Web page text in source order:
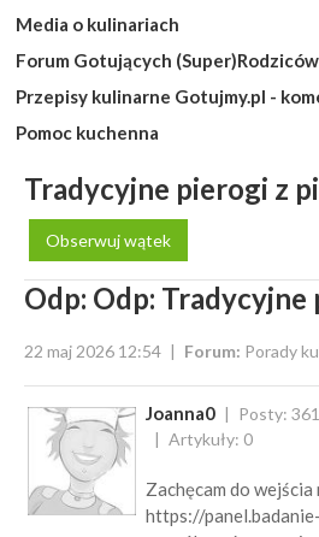
Media o kulinariach
Forum Gotujących (Super)Rodziców
Przepisy kulinarne Gotujmy.pl -
Pomoc kuchenna
Tradycyjne pierogi z
Obserwuj wątek
Odp: Odp: Tradycyjne
22 maj 2026 12:54 Forum: Porady
Joanna0 Posty:
Artykuły: 0
Zachęcam do
https://